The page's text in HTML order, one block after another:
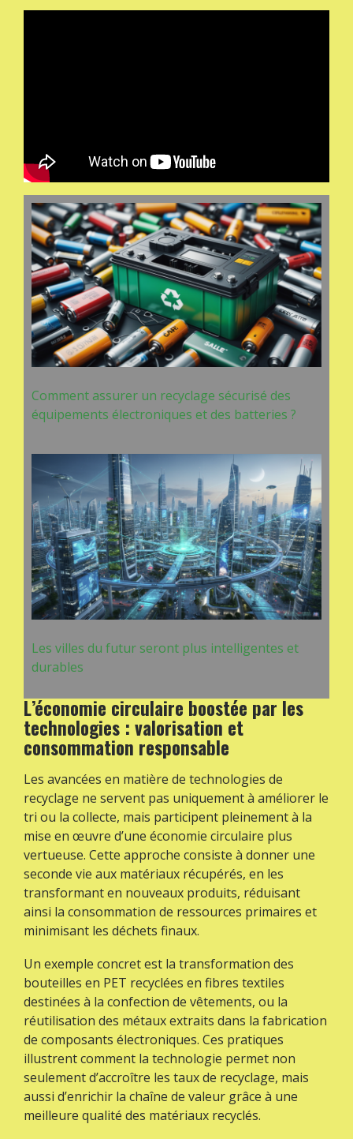
Comment assurer un recyclage sécurisé des
équipements électroniques et des batteries ?
Les villes du futur seront plus intelligentes et
durables
L’économie circulaire boostée par les
technologies : valorisation et
consommation responsable
Les avancées en matière de technologies de
recyclage ne servent pas uniquement à améliorer le
tri ou la collecte, mais participent pleinement à la
mise en œuvre d’une économie circulaire plus
vertueuse. Cette approche consiste à donner une
seconde vie aux matériaux récupérés, en les
transformant en nouveaux produits, réduisant
ainsi la consommation de ressources primaires et
minimisant les déchets finaux.
Un exemple concret est la transformation des
bouteilles en PET recyclées en fibres textiles
destinées à la confection de vêtements, ou la
réutilisation des métaux extraits dans la fabrication
de composants électroniques. Ces pratiques
illustrent comment la technologie permet non
seulement d’accroître les taux de recyclage, mais
aussi d’enrichir la chaîne de valeur grâce à une
meilleure qualité des matériaux recyclés.